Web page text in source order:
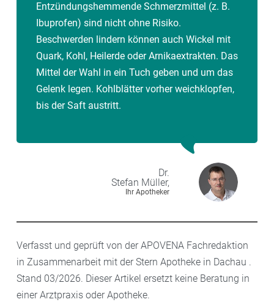
Entzündungshemmende Schmerzmittel (z. B.
Ibuprofen) sind nicht ohne Risiko.
Beschwerden lindern können auch Wickel mit
Quark, Kohl, Heilerde oder Arnikaextrakten. Das
Mittel der Wahl in ein Tuch geben und um das
Gelenk legen. Kohlblätter vorher weichklopfen,
bis der Saft austritt.
Dr.
Stefan Müller,
Ihr Apotheker
Verfasst und geprüft von der APOVENA Fachredaktion
in Zusammenarbeit mit der Stern Apotheke in Dachau .
Stand 03/2026. Dieser Artikel ersetzt keine Beratung in
einer Arztpraxis oder Apotheke.